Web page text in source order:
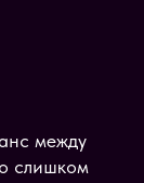
между
слишком